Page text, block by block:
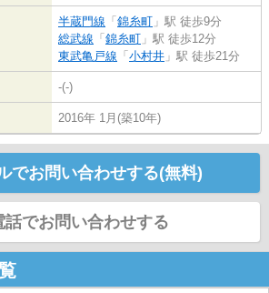
半蔵門線 「 錦糸町 」駅 徒歩9分
総武線 「 錦糸町 」駅 徒歩12分
東武亀戸線 「 小村井 」駅 徒歩21分
-(-)
2016年 1月(築10年)
でお問い合わせする(無料)
話でお問い合わせする